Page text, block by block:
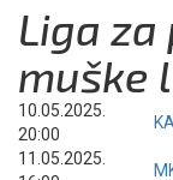
Liga za
muške
10.05.2025.
20:00
11.05.2025.